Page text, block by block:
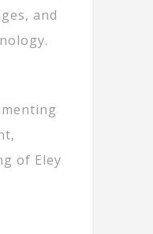
and
of Eley